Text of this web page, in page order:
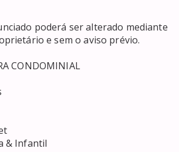
poderá ser alterado mediante
e sem o aviso prévio.
CONDOMINIAL
& Infantil